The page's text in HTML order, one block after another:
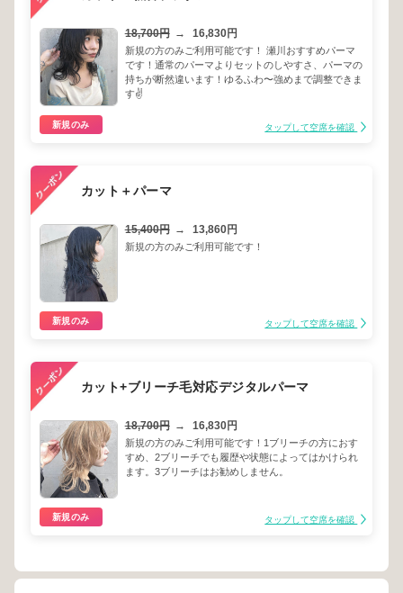
18,700円 → 16,830円
新規の方のみご利用可能です！ 瀬川おすすめパーマ
です！通常のパーマよりセットのしやすさ、パーマの
持ちが断然違います！ゆるふわ〜強めまで調整できま
す✌️
新規のみ タップして空席を確認
カット＋パーマ
15,400円 → 13,860円
新規の方のみご利用可能です！
新規のみ タップして空席を確認
カット+ブリーチ毛対応デジタルパーマ
18,700円 → 16,830円
新規の方のみご利用可能です！1ブリーチの方におす
すめ、2ブリーチでも履歴や状態によってはかけられ
ます。3ブリーチはお勧めしません。
新規のみ タップして空席を確認